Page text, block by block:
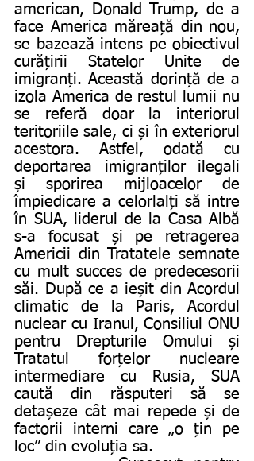
american, Donald Trump, de a
face America măreață din nou,
se bazează intens pe obiectivul
curățirii Statelor Unite de
imigranți. Această dorință de a
izola America de restul lumii nu
se referă doar la interiorul
teritoriile sale, ci și în exteriorul
acestora. Astfel, odată cu
deportarea imigranților ilegali
și sporirea mijloacelor de
împiedicare a celorlalți să intre
în SUA, liderul de la Casa Albă
s-a focusat și pe retragerea
Americii din Tratatele semnate
cu mult succes de predecesorii
săi. După ce a ieșit din Acordul
climatic de la Paris, Acordul
nuclear cu Iranul, Consiliul ONU
pentru Drepturile Omului și
Tratatul forțelor nucleare
intermediare cu Rusia, SUA
caută din răsputeri să se
detașeze cât mai repede și de
factorii interni care „o țin pe
loc” din evoluția sa.